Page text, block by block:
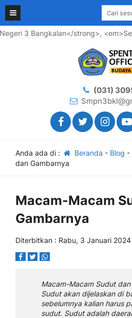
3 Bangkalan</strong>,
(031)
Anda ada di : Beranda - Blog -
dan Gambarnya
Macam-Macam
Gambarnya
Diterbitkan : Rabu, 3 Januari 2024
Macam-Macam Sudut
Sudut akan dijelaskan di
sebelumnya kalian harus
sudut. Sudut adalah